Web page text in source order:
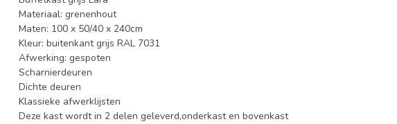
Materiaal: grenenhout
Maten: 100 x 50/40 x 240cm
Kleur: buitenkant grijs RAL 7031
Afwerking: gespoten
Scharnierdeuren
Dichte deuren
Klassieke afwerklijsten
Deze kast wordt in 2 delen geleverd,onderkast en bovenkast